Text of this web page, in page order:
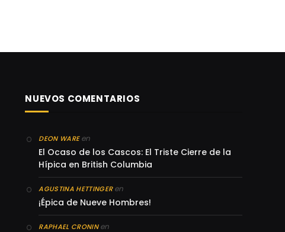
NUEVOS COMENTARIOS
DEON WAREen
El Ocaso de los Cascos: El Triste Cierre de la
Hípica en British Columbia
AGUSTINA HETTINGERen
¡Épica de Nueve Hombres!
RAPHAEL CRONINen